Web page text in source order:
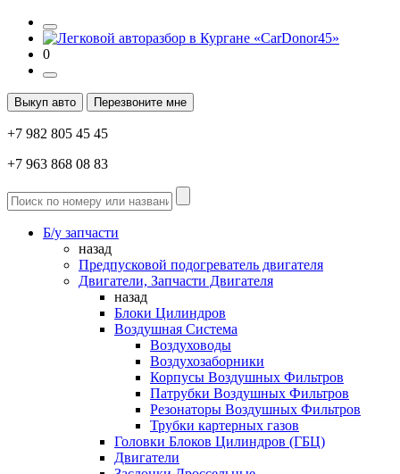
0
Выкуп авто Перезвоните мне
+7 982 805 45 45
+7 963 868 08 83
Б/у запчасти
назад
Предпусковой подогреватель двигателя
Двигатели, Запчасти Двигателя
назад
Блоки Цилиндров
Воздушная Система
Воздуховоды
Воздухозаборники
Корпусы Воздушных Фильтров
Патрубки Воздушных Фильтров
Резонаторы Воздушных Фильтров
Трубки картерных газов
Головки Блоков Цилиндров (ГБЦ)
Двигатели